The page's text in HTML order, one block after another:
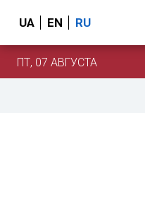
UA EN RU
ПТ, 07 АВГУСТА